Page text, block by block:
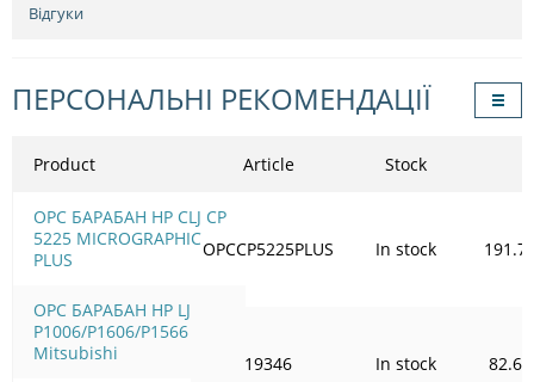
Відгуки
ПЕРСОНАЛЬНІ РЕКОМЕНДАЦІЇ
Product
OPC БАРАБАН HP CLJ CP
5225 MICROGRAPHIC
PLUS
OPC БАРАБАН HP LJ
P1006/Р1606/Р1566 HD
Mitsubishi
Article Stock
OPCCP5225PLUS In stock
19346 In stock 82.64